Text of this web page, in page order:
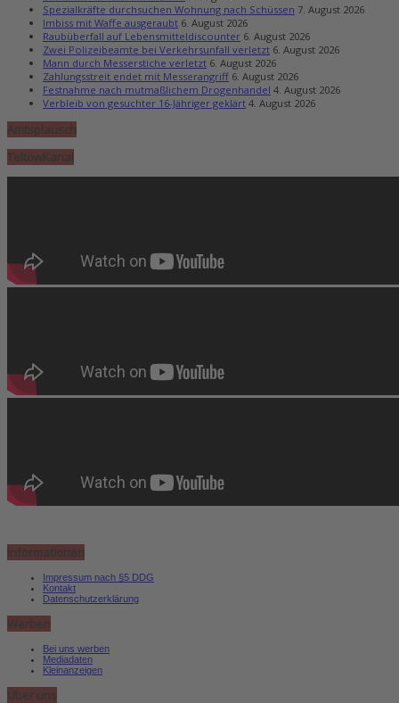
Spezialkräfte durchsuchen Wohnung nach Schüssen 7. August 2026
Imbiss mit Waffe ausgeraubt 6. August 2026
Raubüberfall auf Lebensmitteldiscounter 6. August 2026
Zwei Polizeibeamte bei Verkehrsunfall verletzt 6. August 2026
Mann durch Messerstiche verletzt 6. August 2026
Zahlungsstreit endet mit Messerangriff 6. August 2026
Festnahme nach mutmaßlichem Drogenhandel 4. August 2026
Verbleib von gesuchter 16-Jähriger geklärt 4. August 2026
Amtsplausch
TeltowKanal
Informationen
Impressum nach §5 DDG
Kontakt
Datenschutzerklärung
Werben
Bei uns werben
Mediadaten
Kleinanzeigen
Über uns